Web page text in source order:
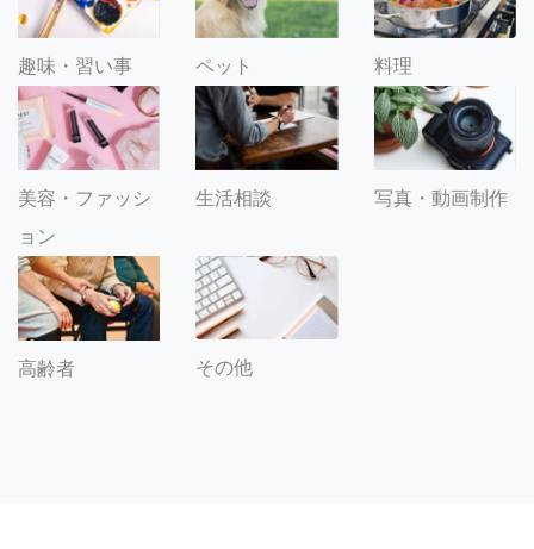
趣味・習い事 ペット 料理
美容・ファッシ
ョン
生活相談 写真・動画制作
高齢者 その他